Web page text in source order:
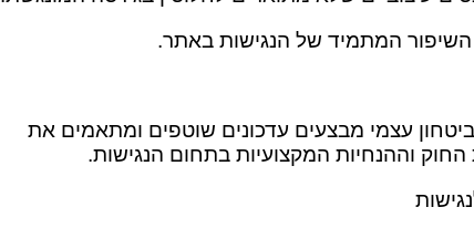
השיפור המתמיד של הנגישות באתר.
ביטחון עצמי מבצעים עדכונים שוטפים ומתאמים את
וההנחיות המקצועיות בתחום הנגישות.